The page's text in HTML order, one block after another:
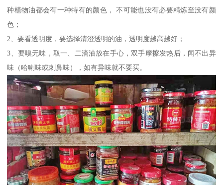
种植物油都会有一种特有的颜色， 不可能也没有必要精炼至没有颜
色；
2、要看透明度，要选择清澄透明的油，透明度越高越好；
3、要嗅无味，取一、二滴油放在手心，双手摩擦发热后，闻不出异
味（哈喇味或刺鼻味），如有异味就不要买。